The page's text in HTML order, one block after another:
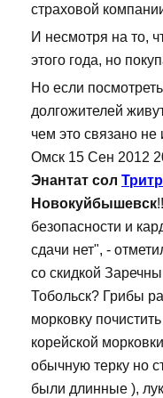
страховой
И несмотря на то,
этого года, но
Но если
долгожителей
чем это связано
Омск 15 Сен 2012
Энантат сол
Новокуйбышевск
безопасности и
сдачи нет", -
со скидкой
Тобольск? Грибы
морковку
корейской
обычную терку но
были длинные ),